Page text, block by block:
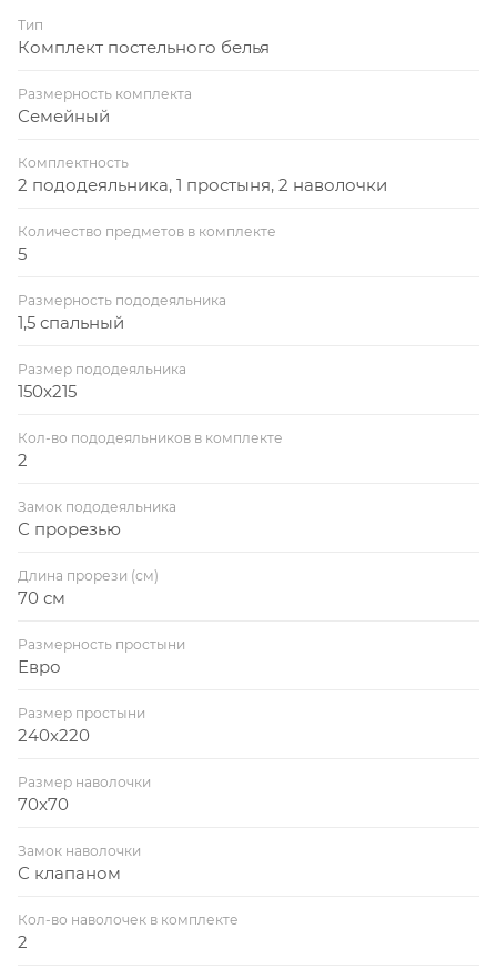
Тип
Комплект постельного белья
Размерность комплекта
Семейный
Комплектность
2 пододеяльника, 1 простыня, 2 наволочки
Количество предметов в комплекте
5
Размерность пододеяльника
1,5 спальный
Размер пододеяльника
150x215
Кол-во пододеяльников в комплекте
2
Замок пододеяльника
С прорезью
Длина прорези (см)
70 см
Размерность простыни
Евро
Размер простыни
240x220
Размер наволочки
70x70
Замок наволочки
С клапаном
Кол-во наволочек в комплекте
2